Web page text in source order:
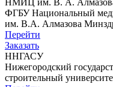
ФГБУ Национальный
им. В.А. Алмазова
Перейти
Заказать
ННГАСУ
Нижегородский
строительный